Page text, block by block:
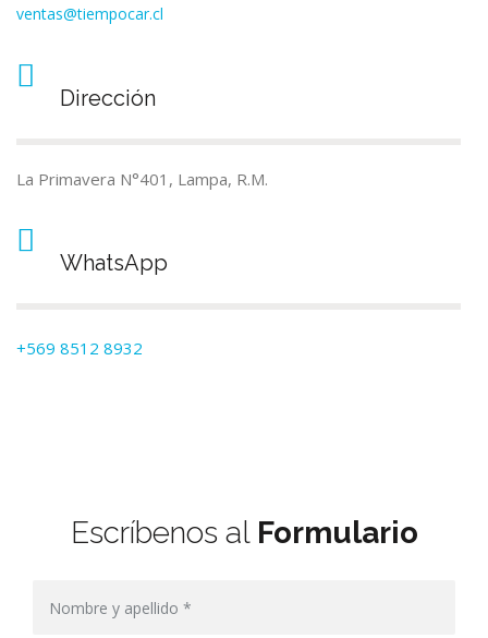
ventas@tiempocar.cl
Dirección
La Primavera N°401, Lampa, R.M.
WhatsApp
+569 8512 8932
Escríbenos al Formulario